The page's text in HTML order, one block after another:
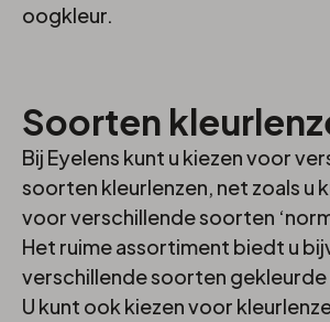
oogkleur.
Soorten
Bij Eyelens kunt u kiezen voor
soorten kleurlenzen, net zoals u
voor verschillende soorten
Het ruime assortiment biedt u
verschillende soorten gekleurde
U kunt ook kiezen voor